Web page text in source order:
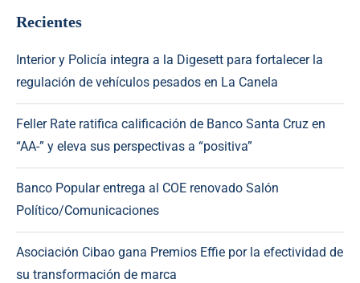
Recientes
Interior y Policía integra a la Digesett para fortalecer la
regulación de vehículos pesados en La Canela
Feller Rate ratifica calificación de Banco Santa Cruz en
“AA-” y eleva sus perspectivas a “positiva”
Banco Popular entrega al COE renovado Salón
Político/Comunicaciones
Asociación Cibao gana Premios Effie por la efectividad de
su transformación de marca